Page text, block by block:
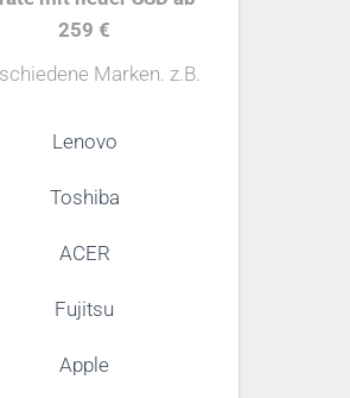
259 €
Marken. z.B.
Lenovo
Toshiba
ACER
Fujitsu
Apple